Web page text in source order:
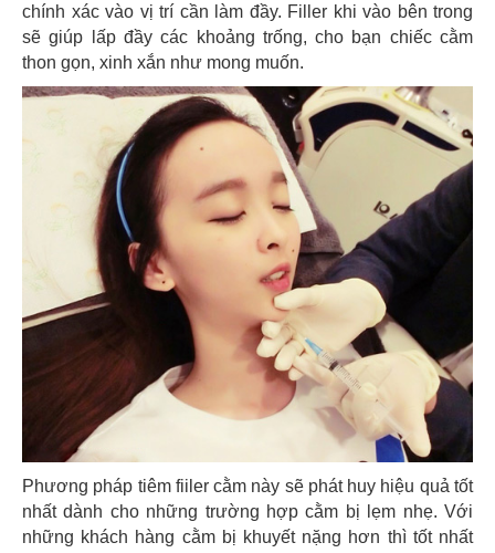
chính xác vào vị trí cần làm đầy. Filler khi vào bên trong
sẽ giúp lấp đầy các khoảng trống, cho bạn chiếc cằm
thon gọn, xinh xắn như mong muốn.
Phương pháp tiêm fiiler cằm này sẽ phát huy hiệu quả tốt
nhất dành cho những trường hợp cằm bị lẹm nhẹ. Với
những khách hàng cằm bị khuyết nặng hơn thì tốt nhất